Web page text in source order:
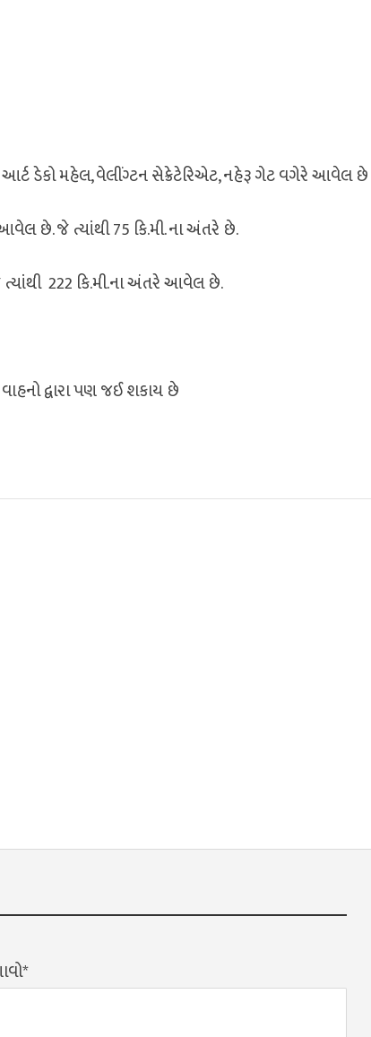
આર્ટ ડેકો મહેલ, વેલીંગ્ટન સેક્રેટેરિએટ, નહેરૂ ગેટ વગેરે આવેલ છે
છે. જે ત્યાંથી 75 કિ.મી. ના અંતરે છે.
ત્યાંથી 222 કિ.મી.ના અંતરે આવેલ છે.
દ્વારા પણ જઈ શકાય છે